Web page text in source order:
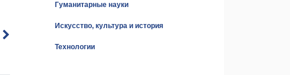
Гуманитарные науки
Искусство, культура и история
Технологии